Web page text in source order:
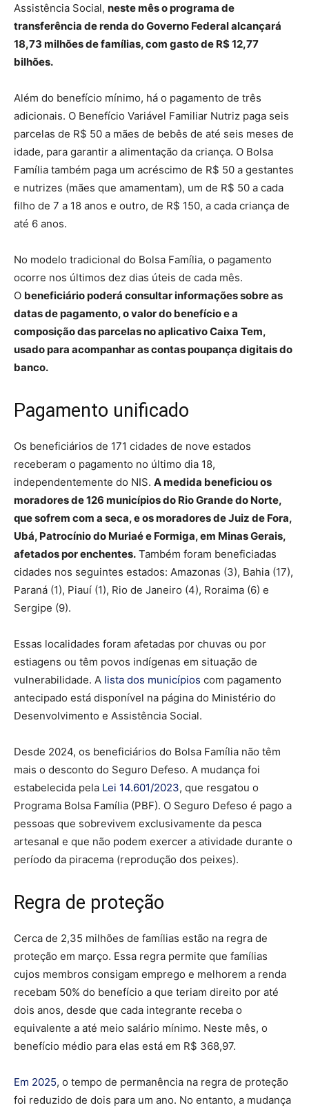
Assistência Social, neste mês o programa de
transferência de renda do Governo Federal alcançará
18,73 milhões de famílias, com gasto de R$ 12,77
bilhões.
Além do benefício mínimo, há o pagamento de três
adicionais. O Benefício Variável Familiar Nutriz paga seis
parcelas de R$ 50 a mães de bebês de até seis meses de
idade, para garantir a alimentação da criança. O Bolsa
Família também paga um acréscimo de R$ 50 a gestantes
e nutrizes (mães que amamentam), um de R$ 50 a cada
filho de 7 a 18 anos e outro, de R$ 150, a cada criança de
até 6 anos.
No modelo tradicional do Bolsa Família, o pagamento
ocorre nos últimos dez dias úteis de cada mês.
O beneficiário poderá consultar informações sobre as
datas de pagamento, o valor do benefício e a
composição das parcelas no aplicativo Caixa Tem,
usado para acompanhar as contas poupança digitais do
banco.
Pagamento unificado
Os beneficiários de 171 cidades de nove estados
receberam o pagamento no último dia 18,
independentemente do NIS. A medida beneficiou os
moradores de 126 municípios do Rio Grande do Norte,
que sofrem com a seca, e os moradores de Juiz de Fora,
Ubá, Patrocínio do Muriaé e Formiga, em Minas Gerais,
afetados por enchentes. Também foram beneficiadas
cidades nos seguintes estados: Amazonas (3), Bahia (17),
Paraná (1), Piauí (1), Rio de Janeiro (4), Roraima (6) e
Sergipe (9).
Essas localidades foram afetadas por chuvas ou por
estiagens ou têm povos indígenas em situação de
vulnerabilidade. A lista dos municípios com pagamento
antecipado está disponível na página do Ministério do
Desenvolvimento e Assistência Social.
Desde 2024, os beneficiários do Bolsa Família não têm
mais o desconto do Seguro Defeso. A mudança foi
estabelecida pela Lei 14.601/2023, que resgatou o
Programa Bolsa Família (PBF). O Seguro Defeso é pago a
pessoas que sobrevivem exclusivamente da pesca
artesanal e que não podem exercer a atividade durante o
período da piracema (reprodução dos peixes).
Regra de proteção
Cerca de 2,35 milhões de famílias estão na regra de
proteção em março. Essa regra permite que famílias
cujos membros consigam emprego e melhorem a renda
recebam 50% do benefício a que teriam direito por até
dois anos, desde que cada integrante receba o
equivalente a até meio salário mínimo. Neste mês, o
benefício médio para elas está em R$ 368,97.
Em 2025, o tempo de permanência na regra de proteção
foi reduzido de dois para um ano. No entanto, a mudança